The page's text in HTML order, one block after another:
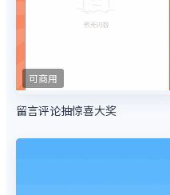
可商用
留言评论抽惊喜大奖